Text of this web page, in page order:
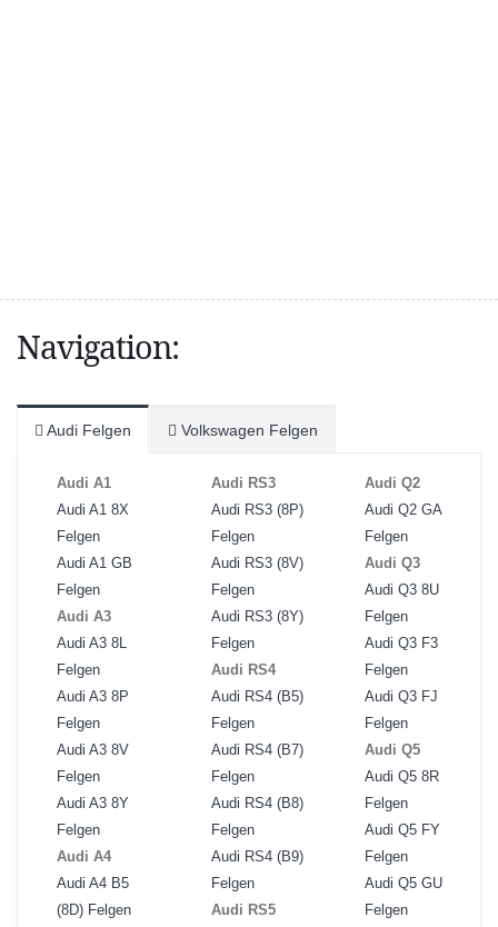
Navigation:
Audi Felgen Volkswagen Felgen
Audi A1
Audi A1 8X
Felgen
Audi A1 GB
Felgen
Audi A3
Audi A3 8L
Felgen
Audi A3 8P
Felgen
Audi A3 8V
Felgen
Audi A3 8Y
Felgen
Audi A4
Audi A4 B5
(8D) Felgen
Audi RS3
Audi RS3 (8P)
Felgen
Audi RS3 (8V)
Felgen
Audi RS3 (8Y)
Felgen
Audi RS4
Audi RS4 (B5)
Felgen
Audi RS4 (B7)
Felgen
Audi RS4 (B8)
Felgen
Audi RS4 (B9)
Felgen
Audi RS5
Audi Q2
Audi Q2 GA
Felgen
Audi Q3
Audi Q3 8U
Felgen
Audi Q3 F3
Felgen
Audi Q3 FJ
Felgen
Audi Q5
Audi Q5 8R
Felgen
Audi Q5 FY
Felgen
Audi Q5 GU
Felgen